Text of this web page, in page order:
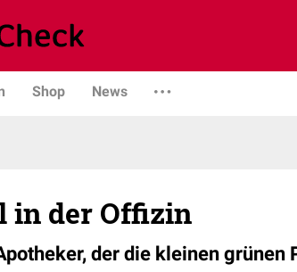
Shop News
in der Offizin
der die kleinen grünen